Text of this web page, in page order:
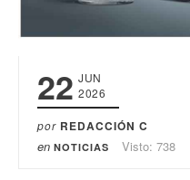
22 JUN
2026
por REDACCIÓN C
en NOTICIAS Visto: 738